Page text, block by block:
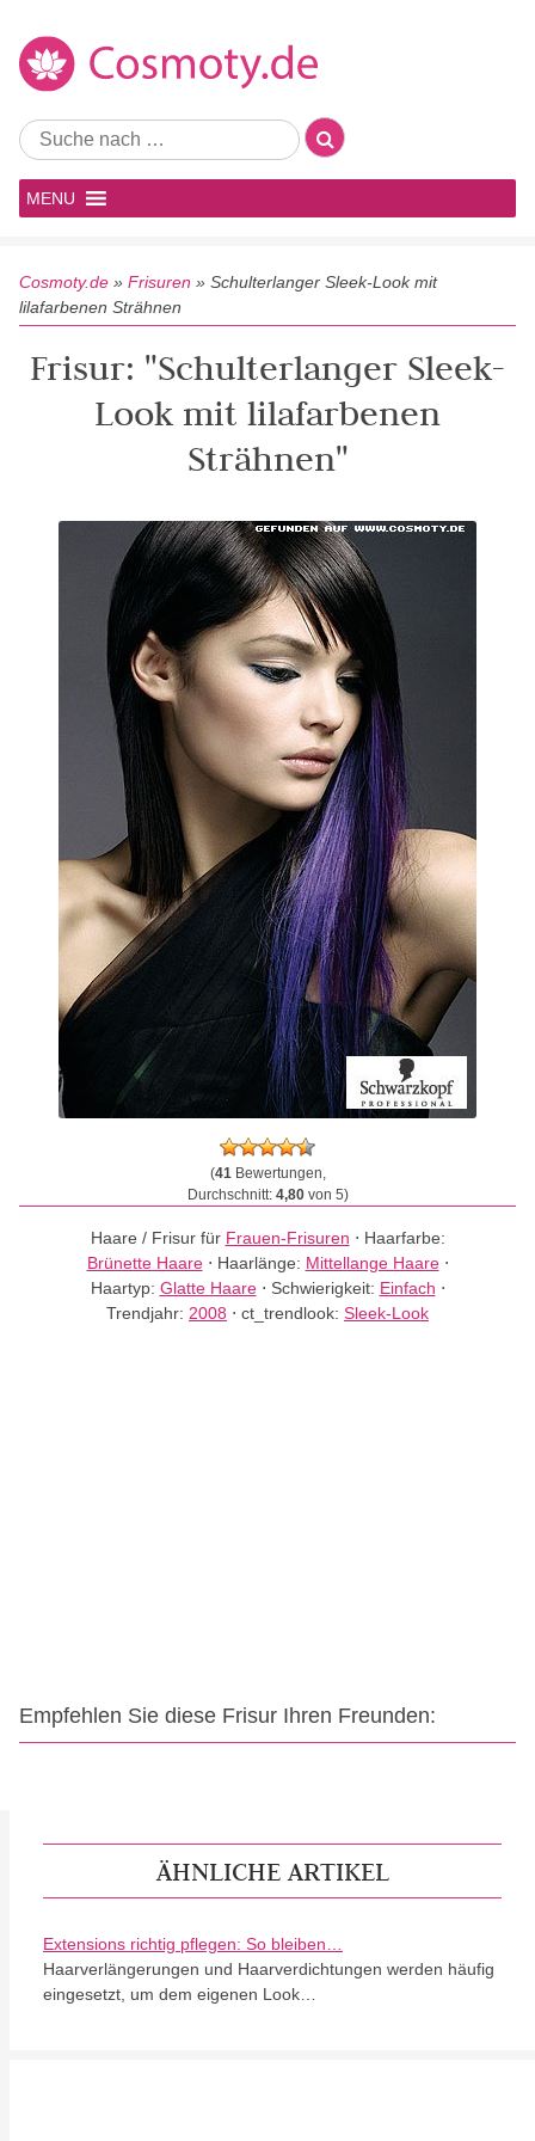
MENU
Cosmoty.de » Frisuren » Schulterlanger Sleek-Look mit
lilafarbenen Strähnen
Frisur: "Schulterlanger Sleek-
Look mit lilafarbenen
Strähnen"
(41Bewertungen,
Durchschnitt: 4,80von 5)
Haare / Frisur für Frauen-Frisuren ⋅ Haarfarbe:
Brünette Haare⋅ Haarlänge: Mittellange Haare⋅
Haartyp: Glatte Haare⋅ Schwierigkeit: Einfach ⋅
Trendjahr: 2008 ⋅ ct_trendlook: Sleek-Look
Empfehlen Sie diese Frisur Ihren Freunden:
ÄHNLICHE ARTIKEL
Extensions richtig pflegen: So bleiben…
Haarverlängerungen und Haarverdichtungen werden häufig
eingesetzt, um dem eigenen Look…